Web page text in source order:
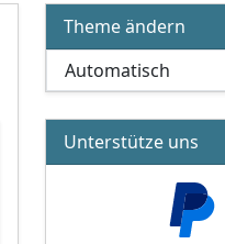
Theme ändern
Unterstütze uns